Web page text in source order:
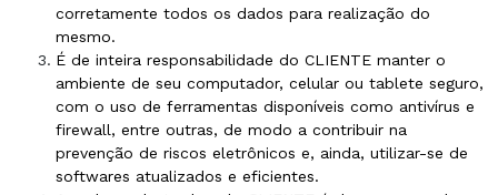
corretamente todos os dados para realização do
mesmo.
É de inteira responsabilidade do CLIENTE manter o
ambiente de seu computador, celular ou tablete seguro,
com o uso de ferramentas disponíveis como antivírus e
firewall, entre outras, de modo a contribuir na
prevenção de riscos eletrônicos e, ainda, utilizar-se de
softwares atualizados e eficientes.